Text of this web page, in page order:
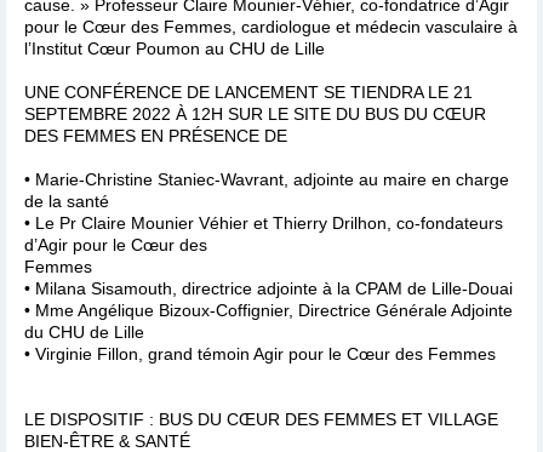
cause. » Professeur Claire Mounier-Véhier, co-fondatrice d’Agir
pour le Cœur des Femmes, cardiologue et médecin vasculaire à
l’Institut Cœur Poumon au CHU de Lille
UNE CONFÉRENCE DE LANCEMENT SE TIENDRA LE 21
SEPTEMBRE 2022 À 12H SUR LE SITE DU BUS DU CŒUR
DES FEMMES EN PRÉSENCE DE
• Marie-Christine Staniec-Wavrant, adjointe au maire en charge
de la santé
• Le Pr Claire Mounier Véhier et Thierry Drilhon, co-fondateurs
d’Agir pour le Cœur des
Femmes
• Milana Sisamouth, directrice adjointe à la CPAM de Lille-Douai
• Mme Angélique Bizoux-Coffignier, Directrice Générale Adjointe
du CHU de Lille
• Virginie Fillon, grand témoin Agir pour le Cœur des Femmes
LE DISPOSITIF : BUS DU CŒUR DES FEMMES ET VILLAGE
BIEN-ÊTRE & SANTÉ